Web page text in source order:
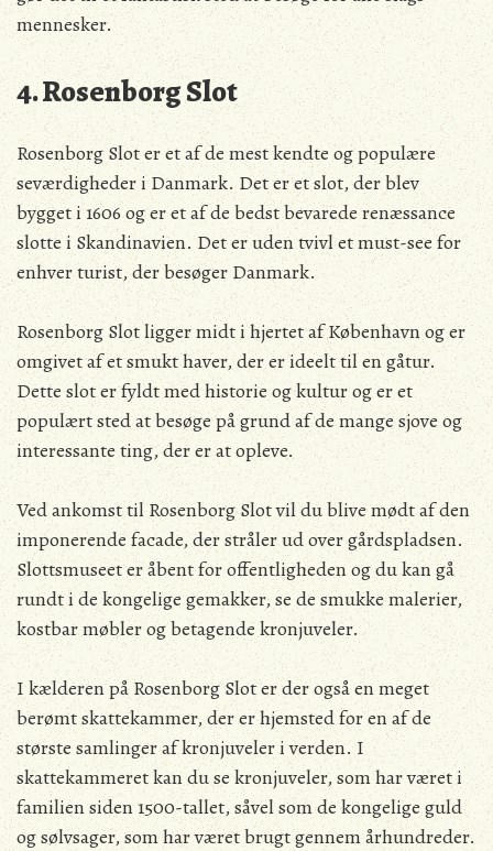
mennesker.
4. Rosenborg Slot
Rosenborg Slot er et af de mest kendte og populære
seværdigheder i Danmark. Det er et slot, der blev
bygget i 1606 og er et af de bedst bevarede renæssance
slotte i Skandinavien. Det er uden tvivl et must-see for
enhver turist, der besøger Danmark.
Rosenborg Slot ligger midt i hjertet af København og er
omgivet af et smukt haver, der er ideelt til en gåtur.
Dette slot er fyldt med historie og kultur og er et
populært sted at besøge på grund af de mange sjove og
interessante ting, der er at opleve.
Ved ankomst til Rosenborg Slot vil du blive mødt af den
imponerende facade, der stråler ud over gårdspladsen.
Slottsmuseet er åbent for offentligheden og du kan gå
rundt i de kongelige gemakker, se de smukke malerier,
kostbar møbler og betagende kronjuveler.
I kælderen på Rosenborg Slot er der også en meget
berømt skattekammer, der er hjemsted for en af de
største samlinger af kronjuveler i verden. I
skattekammeret kan du se kronjuveler, som har været i
familien siden 1500-tallet, såvel som de kongelige guld
og sølvsager, som har været brugt gennem århundreder.